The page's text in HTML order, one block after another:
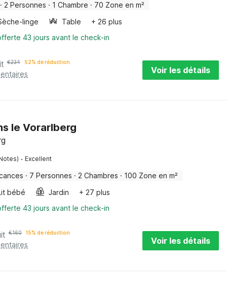
· 2 Personnes · 1 Chambre · 70 Zone en m²
linge
Table
+ 26 plus
43 jours avant le check-in
€234 52% de réduction
Voir les détails
le Vorarlberg
· Excellent
· 7 Personnes · 2 Chambres · 100 Zone en m²
bébé
Jardin
+ 27 plus
43 jours avant le check-in
€160 15% de réduction
Voir les détails